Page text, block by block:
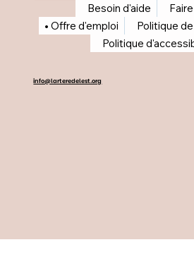
Besoin d'aide
Offre d'emploi
Politique
Politique
info@larteredelest.org